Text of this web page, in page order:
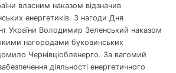
власним наказом відзначив
енергетиків. З нагоди Дня
України Володимир Зеленський наказом
нагородами буковинських
Чернівціобленерго. За вагомий
діяльності енергетичного